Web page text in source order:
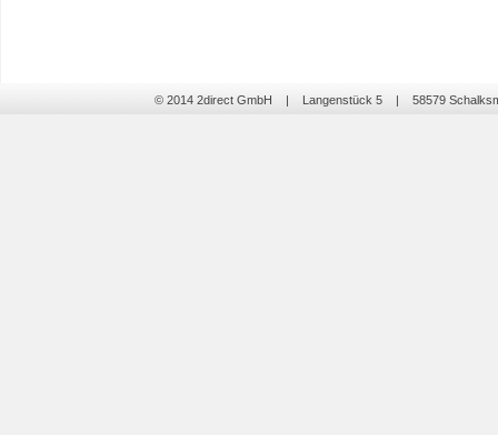
© 2014 2direct GmbH | Langenstück 5 | 58579